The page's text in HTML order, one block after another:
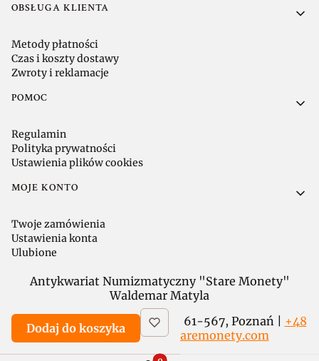
OBSŁUGA KLIENTA
Metody płatności
Czas i koszty dostawy
Zwroty i reklamacje
POMOC
Regulamin
Polityka prywatności
Ustawienia plików cookies
MOJE KONTO
Twoje zamówienia
Ustawienia konta
Ulubione
Antykwariat Numizmatyczny "Stare Monety"
Waldemar Matyla
ul. 28 Czerwca 1956 r. 113 / 2a, 61-567, Poznań | +48
601 738 532| sklep@staremonety.com
Dodaj do koszyka